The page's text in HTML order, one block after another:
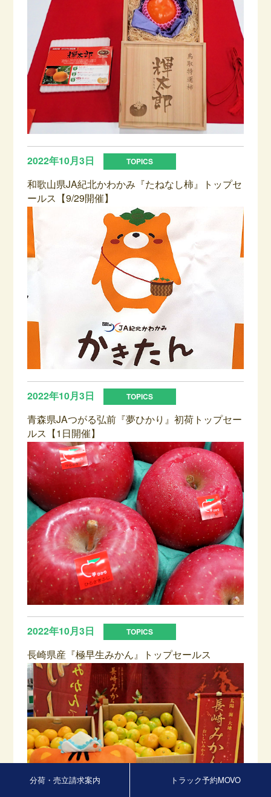
2022年10月3日
和歌山県JA紀北かわかみ『たねなし柿』トップセ
ールス【9/29開催】
2022年10月3日
青森県JAつがる弘前『夢ひかり』初荷トップセー
ルス【1日開催】
2022年10月3日
長崎県産『極早生みかん』トップセールス
分荷・売立請求案内 トラック予約MOVO